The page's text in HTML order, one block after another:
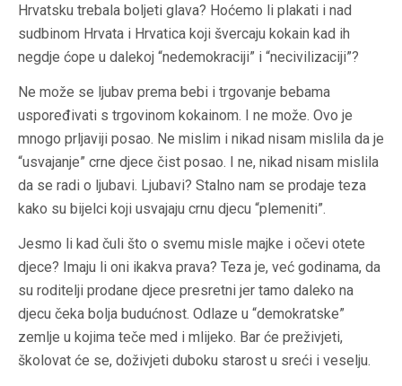
Hrvatsku trebala boljeti glava? Hoćemo li plakati i nad
sudbinom Hrvata i Hrvatica koji švercaju kokain kad ih
negdje ćope u dalekoj “nedemokraciji” i “necivilizaciji”?
Ne može se ljubav prema bebi i trgovanje bebama
uspoređivati s trgovinom kokainom. I ne može. Ovo je
mnogo prljaviji posao. Ne mislim i nikad nisam mislila da je
“usvajanje” crne djece čist posao. I ne, nikad nisam mislila
da se radi o ljubavi. Ljubavi? Stalno nam se prodaje teza
kako su bijelci koji usvajaju crnu djecu “plemeniti”.
Jesmo li kad čuli što o svemu misle majke i očevi otete
djece? Imaju li oni ikakva prava? Teza je, već godinama, da
su roditelji prodane djece presretni jer tamo daleko na
djecu čeka bolja budućnost. Odlaze u “demokratske”
zemlje u kojima teče med i mlijeko. Bar će preživjeti,
školovat će se, doživjeti duboku starost u sreći i veselju.